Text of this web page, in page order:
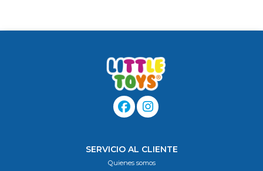
SERVICIO AL CLIENTE
Quienes somos